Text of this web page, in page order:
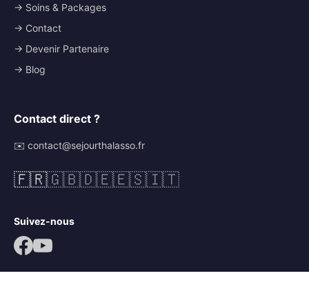
→ Soins & Packages
→ Contact
→ Devenir Partenaire
→ Blog
Contact direct ?
✉️ contact@sejourthalasso.fr
🇫🇷🇬🇧🇩🇪🇪🇸🇮🇹
Suivez-nous